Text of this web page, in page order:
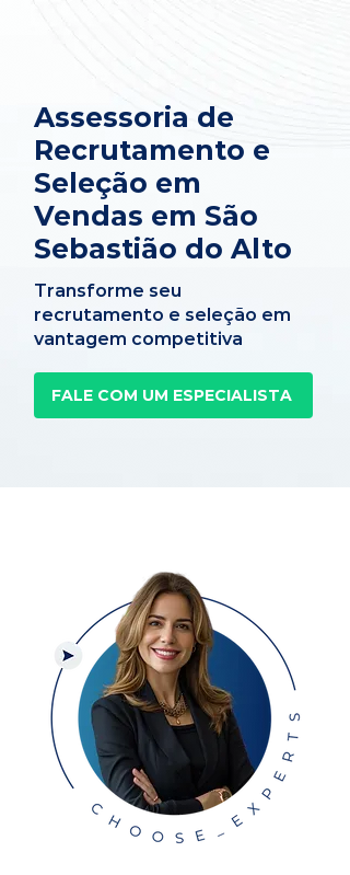
Assessoria de
Recrutamento e
Seleção em
Vendas em São
Sebastião do Alto
Transforme seu
recrutamento e seleção em
vantagem competitiva
FALE COM UM ESPECIALISTA